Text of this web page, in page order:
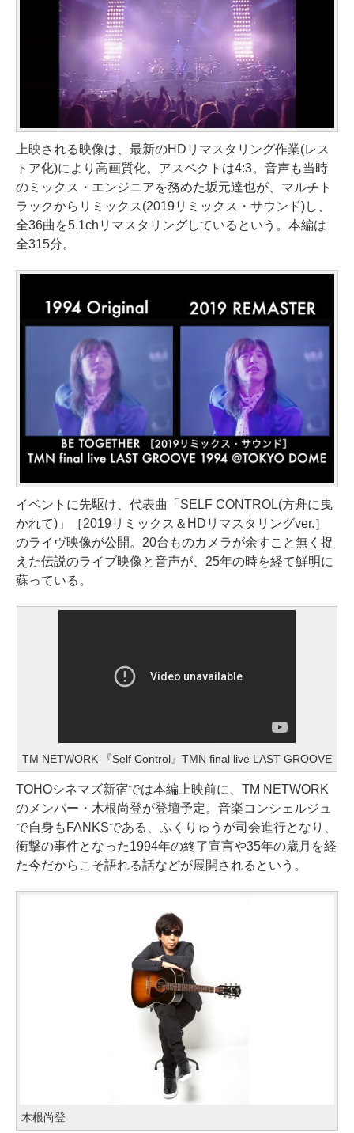
上映される映像は、最新のHDリマスタリング作業(レス
トア化)により高画質化。アスペクトは4:3。音声も当時
のミックス・エンジニアを務めた坂元達也が、マルチト
ラックからリミックス(2019リミックス・サウンド)し、
全36曲を5.1chリマスタリングしているという。本編は
全315分。
イベントに先駆け、代表曲「SELF CONTROL(方舟に曳
かれて)」［2019リミックス＆HDリマスタリングver.］
のライヴ映像が公開。20台ものカメラが余すこと無く捉
えた伝説のライブ映像と音声が、25年の時を経て鮮明に
蘇っている。
TM NETWORK 『Self Control』TMN final live LAST GROOVE
TOHOシネマズ新宿では本編上映前に、TM NETWORK
のメンバー・木根尚登が登壇予定。音楽コンシェルジュ
で自身もFANKSである、ふくりゅうが司会進行となり、
衝撃の事件となった1994年の終了宣言や35年の歳月を経
た今だからこそ語れる話などが展開されるという。
木根尚登